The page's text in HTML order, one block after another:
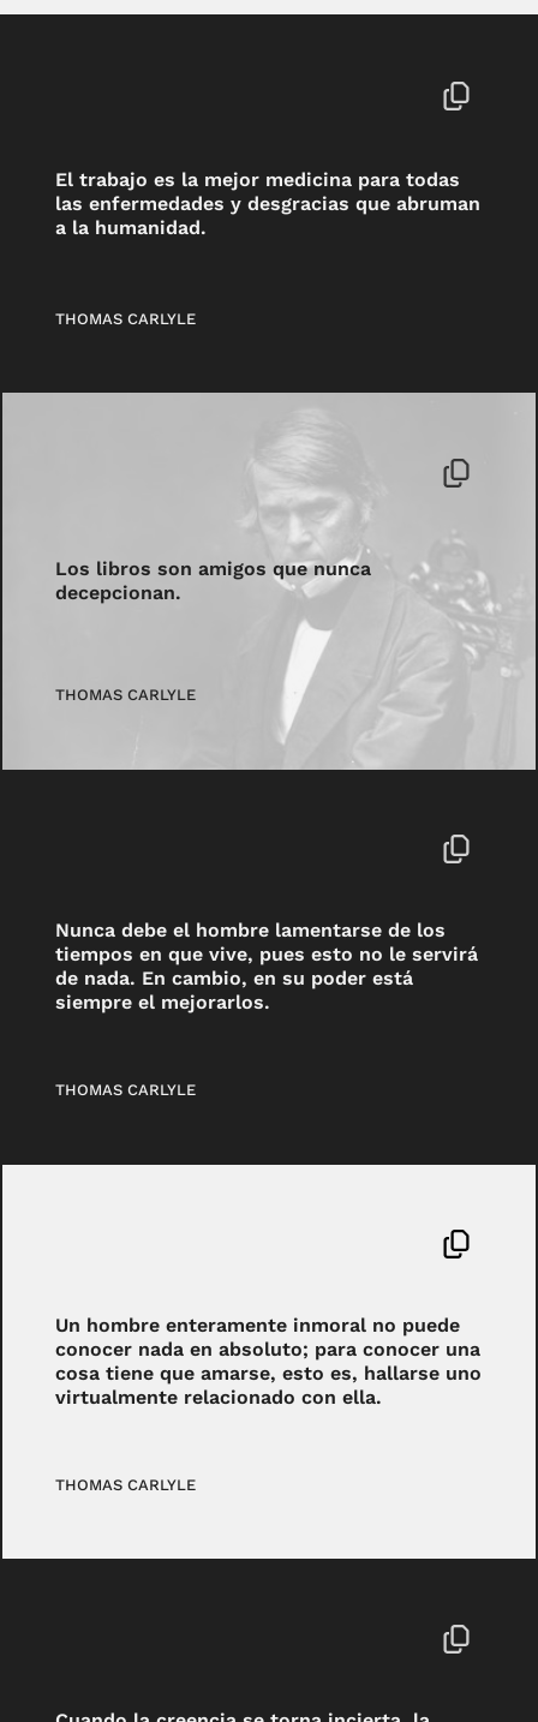
El trabajo es la mejor medicina para todas
las enfermedades y desgracias que abruman
a la humanidad.
THOMAS CARLYLE
Los libros son amigos que nunca
decepcionan.
THOMAS CARLYLE
Nunca debe el hombre lamentarse de los
tiempos en que vive, pues esto no le servirá
de nada. En cambio, en su poder está
siempre el mejorarlos.
THOMAS CARLYLE
Un hombre enteramente inmoral no puede
conocer nada en absoluto; para conocer una
cosa tiene que amarse, esto es, hallarse uno
virtualmente relacionado con ella.
THOMAS CARLYLE